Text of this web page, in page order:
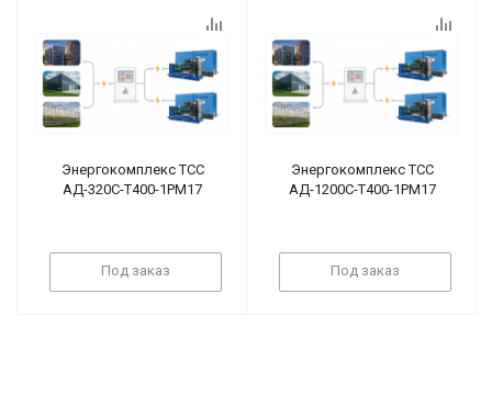
Энергокомплекс ТСС
АД-320С-Т400-1РМ17
Под заказ
Энергокомплекс ТСС
АД-1200С-Т400-1РМ17
Под заказ